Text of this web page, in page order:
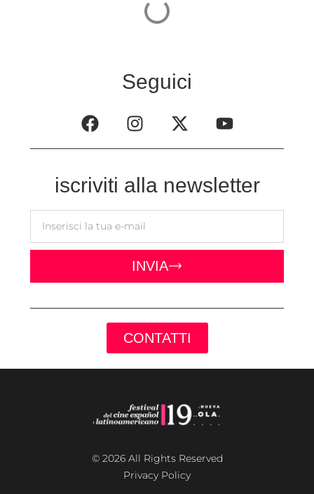
Seguici
iscriviti alla newsletter
INVIA
CONTATTI
© 2026 All Rights Reserved
Privacy Policy